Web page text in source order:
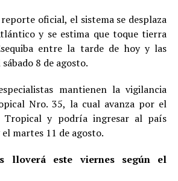
oficial, el sistema se desplaza
y se estima que toque tierra
entre la tarde de hoy y las
8 de agosto.
mantienen la vigilancia
Nro. 35, la cual avanza por el
Tropical y podría ingresar al país
martes 11 de agosto.
lloverá este viernes según el